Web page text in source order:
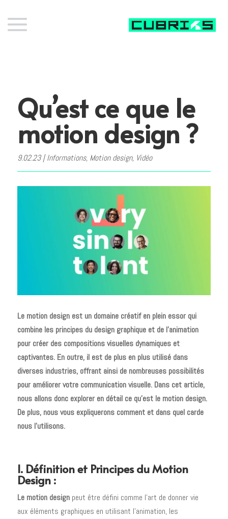
Qu’est ce que le
motion design ?
9.02.23|Informations, Motion design, Vidéo
Le motion design est un domaine créatif en plein essor qui
combine les principes du design graphique et de l’animation
pour créer des compositions visuelles dynamiques et
captivantes. En outre, il est de plus en plus utilisé dans
diverses industries, offrant ainsi de nombreuses possibilités
pour améliorer votre communication visuelle. Dans cet article,
nous allons donc explorer en détail ce qu’est le motion design.
De plus, nous vous expliquerons comment et dans quel carde
nous l’utilisons.
I. Définition et Principes du Motion
Design :
Le motion designpeut être défini comme l’art de donner vie
aux éléments graphiques en utilisant l’animation, les